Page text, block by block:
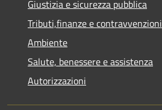
Giustizia e sicurezza pubblica
Tributi,finanze e contravvenzioni
Ambiente
Salute, benessere e assistenza
Autorizzazioni